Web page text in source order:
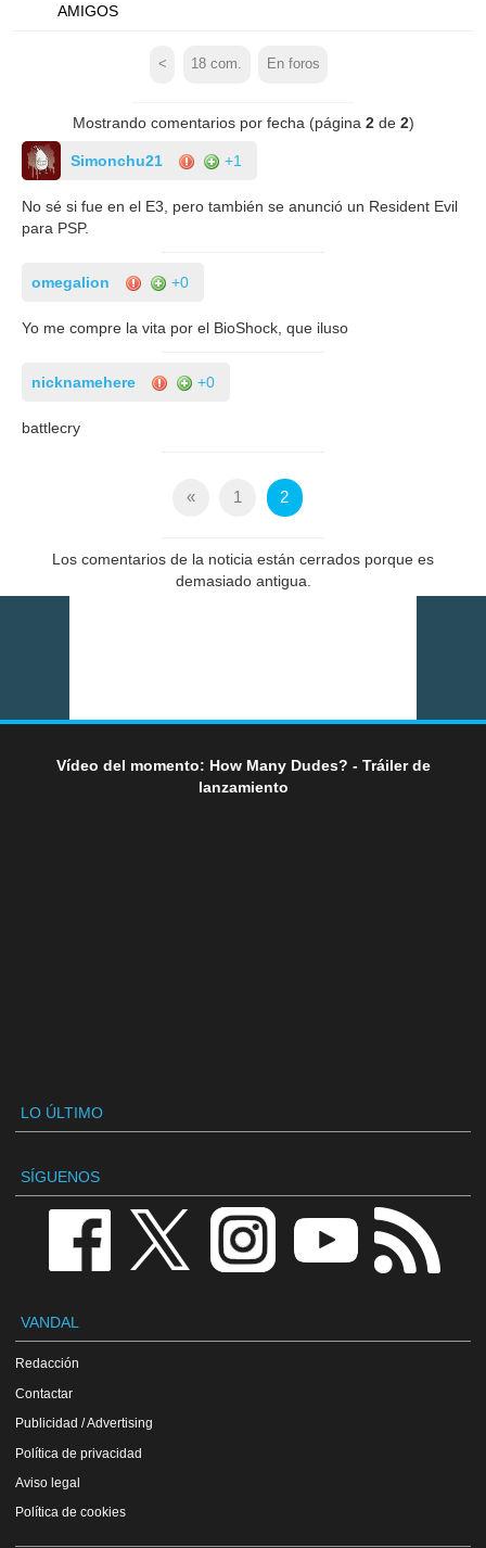
AMIGOS
< 18 com. En foros
Mostrando comentarios por fecha (página 2de 2)
Simonchu21 +1
No sé si fue en el E3, pero también se anunció un Resident Evil
para PSP.
omegalion +0
Yo me compre la vita por el BioShock, que iluso
nicknamehere +0
battlecry
« 1 2
Los comentarios de la noticia están cerrados porque es
demasiado antigua.
Vídeo del momento: How Many Dudes? - Tráiler de
lanzamiento
LO ÚLTIMO
SÍGUENOS
VANDAL
Redacción
Contactar
Publicidad / Advertising
Política de privacidad
Aviso legal
Política de cookies